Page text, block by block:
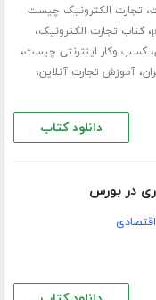
، تجارت الکترونیک چیست
،کتاب تجارت الکترونیک،
،کسب وکار اینترنتی چیست،
،آموزش تجارت آنلاین،
دانلود کتاب
در بورس